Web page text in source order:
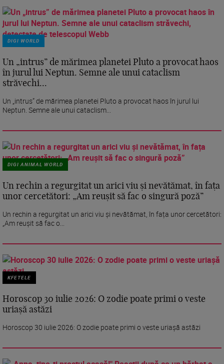
DIGI WORLD
Un „intrus” de mărimea planetei Pluto a provocat haos
în jurul lui Neptun. Semne ale unui cataclism
străvechi...
Un „intrus” de mărimea planetei Pluto a provocat haos în jurul lui
Neptun. Semne ale unui cataclism...
DIGI ANIMAL WORLD
Un rechin a regurgitat un arici viu și nevătămat, în fața
unor cercetători: „Am reușit să fac o singură poză”
Un rechin a regurgitat un arici viu și nevătămat, în fața unor cercetători:
„Am reușit să fac o...
KFETELE
Horoscop 30 iulie 2026: O zodie poate primi o veste
uriașă astăzi
Horoscop 30 iulie 2026: O zodie poate primi o veste uriașă astăzi